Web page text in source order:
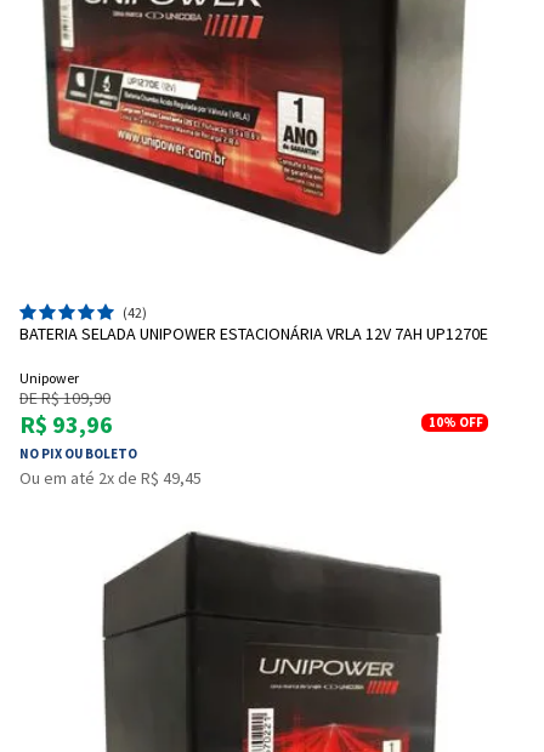
(42)
BATERIA SELADA UNIPOWER ESTACIONÁRIA VRLA 12V 7AH UP1270E
Unipower
DE R$ 109,90
R$ 93,96
NO PIX OU BOLETO
10% OFF
Ou em até 2x de R$ 49,45